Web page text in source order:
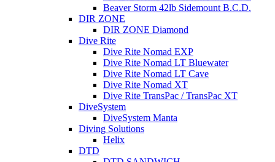
Beaver Storm 42lb Sidemount B.C.D.
DIR ZONE
DIR ZONE Diamond
Dive Rite
Dive Rite Nomad EXP
Dive Rite Nomad LT Bluewater
Dive Rite Nomad LT Cave
Dive Rite Nomad XT
Dive Rite TransPac / TransPac XT
DiveSystem
DiveSystem Manta
Diving Solutions
Helix
DTD